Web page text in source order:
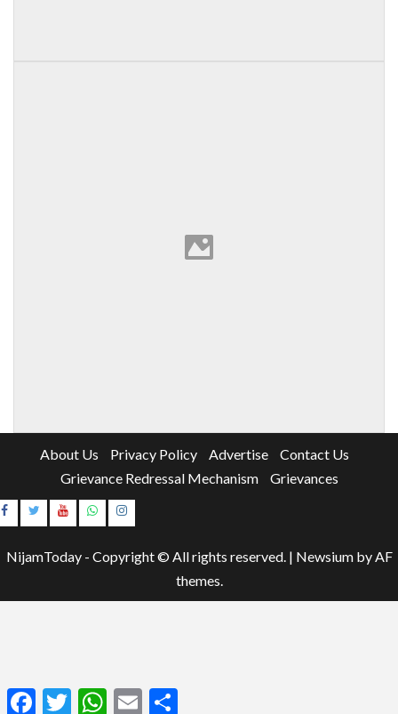
About Us Privacy Policy Advertise
Contact Us
Grievance Redressal Mechanism
Grievances
Instagram
NijamToday - Copyright © All rights reserved. | Newsiumby AF
themes.
FacebookTwitterWhatsApp
Email